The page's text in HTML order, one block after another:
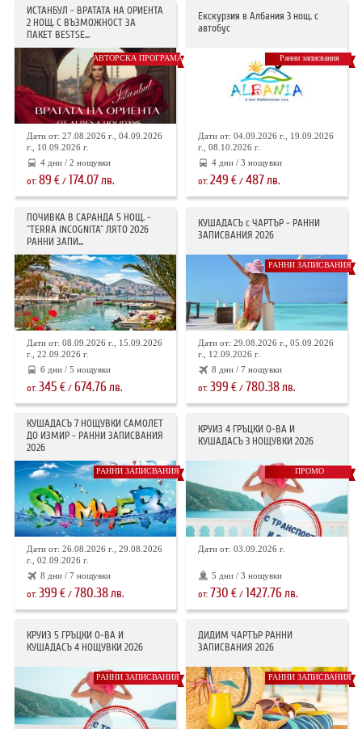
ИСТАНБУЛ - ВРАТАТА НА ОРИЕНТА
2 НОЩ. С ВЪЗМОЖНОСТ ЗА
ПАКЕТ BESTSE...
АВТОРСКА ПРОГРАМА
Дати от: 27.08.2026 г., 04.09.2026
г., 10.09.2026 г.
4 дни / 2 нощувки
от: 89 €/ 174.07лв.
Екскурзия в Албания 3 нощ. с
автобус
Ранни записвания
Дати от: 04.09.2026 г., 19.09.2026
г., 08.10.2026 г.
4 дни / 3 нощувки
от:249 € /487лв.
ПОЧИВКА В САРАНДА 5 НОЩ. -
"TERRA INCOGNITA" ЛЯТО 2026
РАННИ ЗАПИ...
Дати от: 08.09.2026 г., 15.09.2026
г., 22.09.2026 г.
6 дни / 5 нощувки
от: 345 €/ 674.76 лв.
КУШАДАСЪ с ЧАРТЪР - РАННИ
ЗАПИСВАНИЯ 2026
РАННИ ЗАПИСВАНИЯ
Дати от: 29.08.2026 г., 05.09.2026
г., 12.09.2026 г.
8 дни / 7 нощувки
от:399 € / 780.38 лв.
КУШАДАСЪ 7 НОЩУВКИ САМОЛЕТ
ДО ИЗМИР - РАННИ ЗАПИСВАНИЯ
2026
РАННИ ЗАПИСВАНИЯ
Дати от: 26.08.2026 г., 29.08.2026
г., 02.09.2026 г.
8 дни / 7 нощувки
от: 399 €/ 780.38лв.
КРУИЗ 4 ГРЪЦКИ О-ВА И
КУШАДАСЪ 3 НОЩУВКИ 2026
ПРОМО
Дати от: 03.09.2026 г.
5 дни / 3 нощувки
от: 730 € / 1427.76лв.
КРУИЗ 5 ГРЪЦКИ О-ВА И
КУШАДАСЪ 4 НОЩУВКИ 2026
РАННИ ЗАПИСВАНИЯ
ДИДИМ ЧАРТЪР РАННИ
ЗАПИСВАНИЯ 2026
РАННИ ЗАПИСВАНИЯ